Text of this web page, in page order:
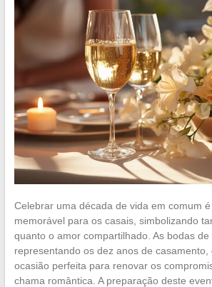
Celebrar uma década de vida em comum
memorável para os casais, simbolizando
quanto o amor compartilhado. As bodas de
representando os dez anos de casamento,
ocasião perfeita para renovar os
chama romântica. A preparação deste